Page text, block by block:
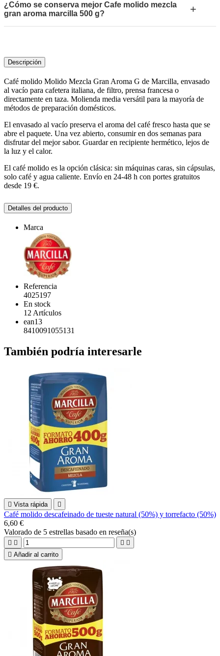
¿Cómo se conserva mejor Cafe molido mezcla
gran aroma marcilla 500 g?
+
Descripción
Café molido Molido Mezcla Gran Aroma G de Marcilla, envasado
al vacío para cafetera italiana, de filtro, prensa francesa o
directamente en taza. Molienda media versátil para la mayoría de
métodos de preparación domésticos.
El envasado al vacío preserva el aroma del café fresco hasta que se
abre el paquete. Una vez abierto, consumir en dos semanas para
disfrutar del mejor sabor. Guardar en recipiente hermético, lejos de
la luz y el calor.
El café molido es la opción clásica: sin máquinas caras, sin cápsulas,
solo café y agua caliente. Envío en 24-48 h con portes gratuitos
desde 19 €.
Detalles del producto
Marca
Referencia
4025197
En stock
12 Artículos
ean13
8410091055131
También podría interesarle
 Vista rápida 
Café molido descafeinado de tueste natural (50%) y torrefacto (50%)
6,60 €
Valorado de 5 estrellas basado en reseña(s)
   
 Añadir al carrito